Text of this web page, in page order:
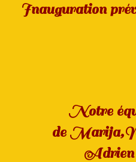
Inauguration
Notre
de
Adrien